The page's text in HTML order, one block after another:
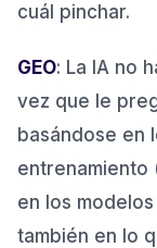
cuál pinchar.
GEO: La IA no
vez que le
basándose en
entrenamiento
en los
también en lo